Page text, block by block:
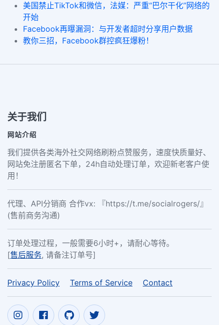
美国禁止TikTok和微信，法媒：严重“巴尔干化”网络的
开始
Facebook再曝漏洞：与开发者超时分享用户数据
教你三招，Facebook群控疯狂爆粉！
关于我们
网站介绍
我们提供各类海外社交网络刷粉点赞服务，速度快质量好、
网站免注册匿名下单，24h自动处理订单，欢迎新老客户使
用！
代理、API分销商 合作vx: 『https://t.me/socialrogers/』
(售前商务沟通)
订单处理过程，一般需要6小时+，请耐心等待。
[售后服务, 请备注订单号]
Privacy Policy Terms of Service Contact